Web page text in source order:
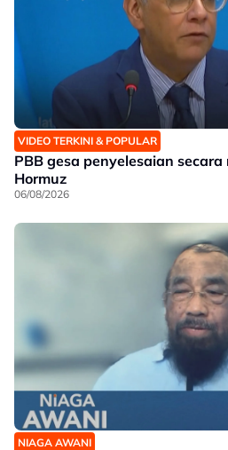
VIDEO TERKINI & POPULAR
PBB gesa penyelesaian
Hormuz
06/08/2026
NIAGA AWANI